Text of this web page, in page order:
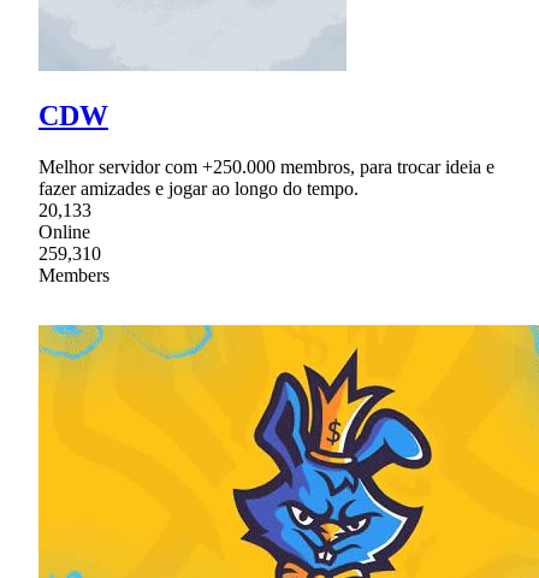
CDW
Melhor servidor com +250.000 membros, para trocar ideia e
fazer amizades e jogar ao longo do tempo.
20,133
Online
259,310
Members